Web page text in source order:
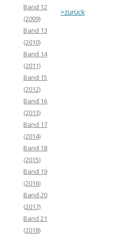
>zurück
Band 12
(2009)
Band 13
(2010)
Band 14
(2011)
Band 15
(2012)
Band 16
(2013)
Band 17
(2014)
Band 18
(2015)
Band 19
(2016)
Band 20
(2017)
Band 21
(2018)